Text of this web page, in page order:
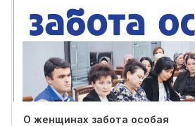
О женщинах забота особая